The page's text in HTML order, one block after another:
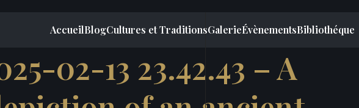
AccueilBlogCultures et TraditionsGalerieÉvènementsBibliothéque
02-13 23.42.43 – A